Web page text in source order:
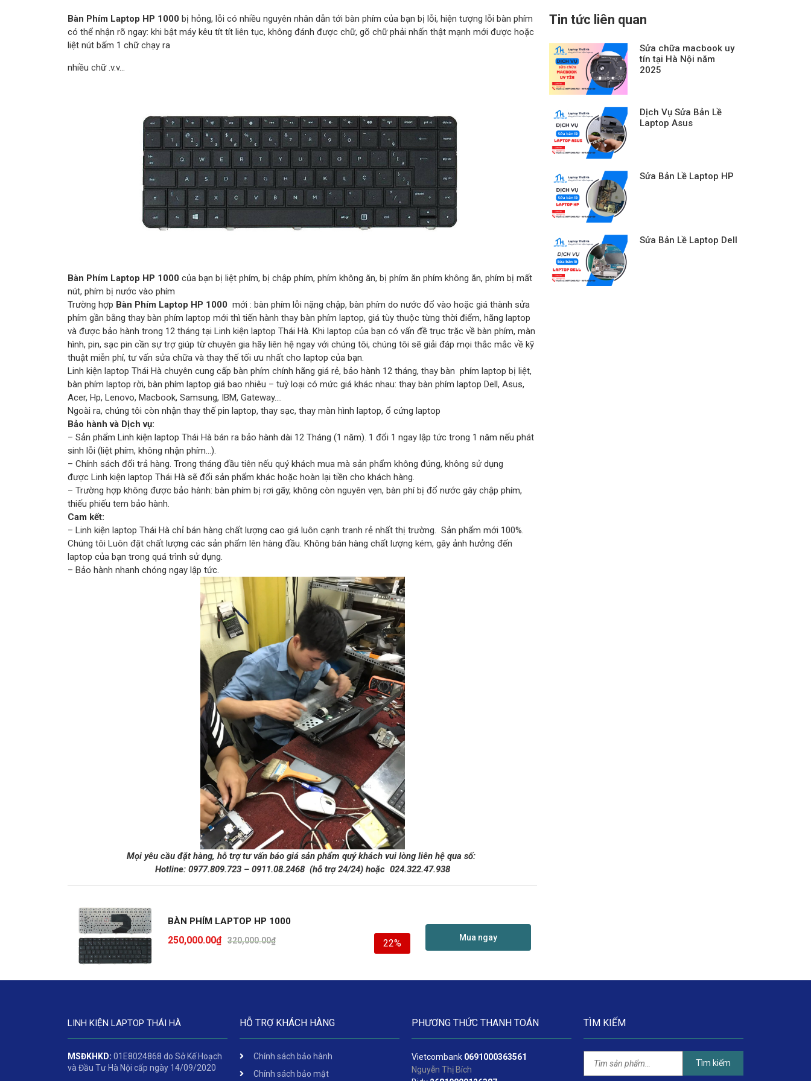
Bàn Phím Laptop HP 1000 bị hỏng, lỗi có nhiều nguyên nhân dẫn tới bàn phím của bạn bị lỗi, hiện tượng lỗi bàn phím
có thể nhận rõ ngay: khi bật máy kêu tít tít liên tục, không đánh được chữ, gõ chữ phải nhấn thật mạnh mới được hoặc
liệt nút bấm 1 chữ chạy ra
nhiều chữ .v.v…
Bàn Phím Laptop HP 1000 của bạn bị liệt phím, bị chập phím, phím không ăn, bị phím ăn phím không ăn, phím bị mất
nút, phím bị nước vào phím
Trường hợp Bàn Phím Laptop HP 1000 mới : bàn phím lỗi nặng chập, bàn phím do nước đổ vào hoặc giá thành sửa
phím gần bằng thay bàn phím laptop mới thì tiến hành thay bàn phím laptop, giá tùy thuộc từng thời điểm, hãng laptop
và được bảo hành trong 12 tháng tại Linh kiện laptop Thái Hà. Khi laptop của bạn có vấn đề trục trặc về bàn phím, màn
hình, pin, sạc pin cần sự trợ giúp từ chuyên gia hãy liên hệ ngay với chúng tôi, chúng tôi sẽ giải đáp mọi thắc mắc về kỹ
thuật miễn phí, tư vấn sửa chữa và thay thế tối ưu nhất cho laptop của bạn.
Linh kiện laptop Thái Hà chuyên cung cấp bàn phím chính hãng giá rẻ, bảo hành 12 tháng, thay bàn phím laptop bị liệt,
bàn phím laptop rời, bàn phím laptop giá bao nhiêu – tuỳ loại có mức giá khác nhau: thay bàn phím laptop Dell, Asus,
Acer, Hp, Lenovo, Macbook, Samsung, IBM, Gateway….
Ngoài ra, chúng tôi còn nhận thay thế pin laptop, thay sạc, thay màn hình laptop, ổ cứng laptop
Bảo hành và Dịch vụ:
– Sản phẩm Linh kiện laptop Thái Hà bán ra bảo hành dài 12 Tháng (1 năm). 1 đổi 1 ngay lập tức trong 1 năm nếu phát
sinh lỗi (liệt phím, không nhận phím…).
– Chính sách đổi trả hàng. Trong tháng đầu tiên nếu quý khách mua mà sản phẩm không đúng, không sử dụng
được Linh kiện laptop Thái Hà sẽ đổi sản phẩm khác hoặc hoàn lại tiền cho khách hàng.
– Trường hợp không được bảo hành: bàn phím bị rơi gãy, không còn nguyên vẹn, bàn phí bị đổ nước gây chập phím,
thiếu phiếu tem bảo hành.
Cam kết:
– Linh kiện laptop Thái Hà chỉ bán hàng chất lượng cao giá luôn cạnh tranh rẻ nhất thị trường. Sản phẩm mới 100%.
Chúng tôi Luôn đặt chất lượng các sản phẩm lên hàng đầu. Không bán hàng chất lượng kém, gây ảnh hưởng đến
laptop của bạn trong quá trình sử dụng.
– Bảo hành nhanh chóng ngay lập tức.
Mọi yêu cầu đặt hàng, hỗ trợ tư vấn báo giá sản phẩm quý khách vui lòng liên hệ qua số:
Hotline: 0977.809.723– 0911.08.2468 (hỗ trợ 24/24)hoặc024.322.47.938
BÀN PHÍM LAPTOP HP 1000
320,000.00₫
250,000.00₫ 22% Mua ngay
Tin tức liên quan
Sửa chữa macbook uy
tín tại Hà Nội năm
2025
Dịch Vụ Sửa Bản Lề
Laptop Asus
Sửa Bản Lề Laptop HP
Sửa Bản Lề Laptop Dell
LINH KIỆN LAPTOP THÁI HÀ
MSĐKHKD: 01E8024868 do Sở Kế Hoạch
và Đầu Tư Hà Nội cấp ngày 14/09/2020
HỖ TRỢ KHÁCH HÀNG
Chính sách bảo hành
Chính sách bảo mật
PHƯƠNG THỨC THANH TOÁN
Vietcombank 0691000363561
Nguyễn Thị Bích
TÌM KIẾM
Tìm kiếm